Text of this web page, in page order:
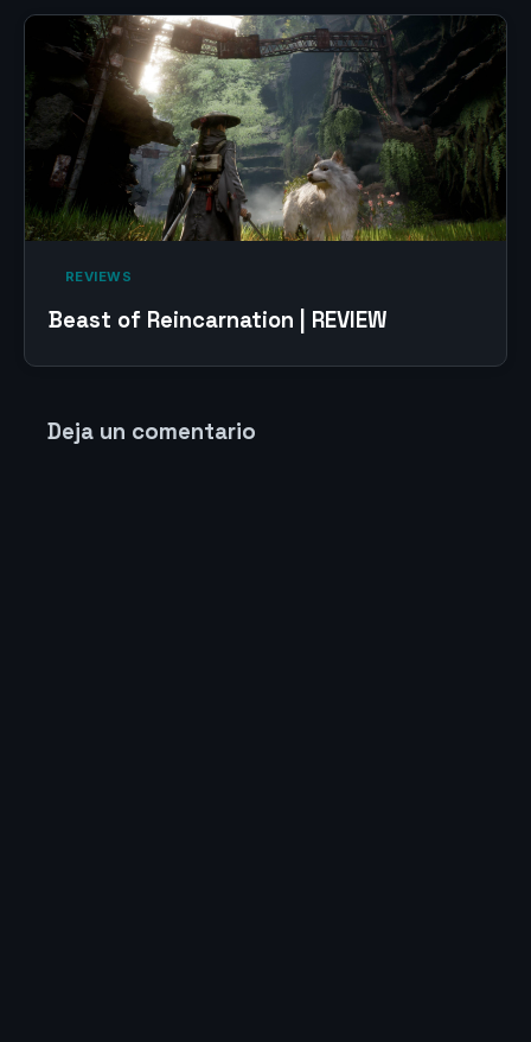
‎ REVIEWS‎
Beast of Reincarnation | REVIEW
Deja un comentario